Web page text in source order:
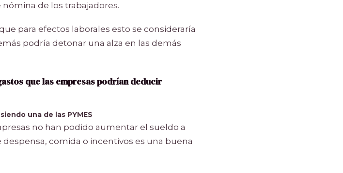
de los trabajadores.
para efectos laborales esto se consideraría
podría detonar una alza en las demás
que las empresas podrían deducir
una de las PYMES
no han podido aumentar el sueldo a
comida o incentivos es una buena